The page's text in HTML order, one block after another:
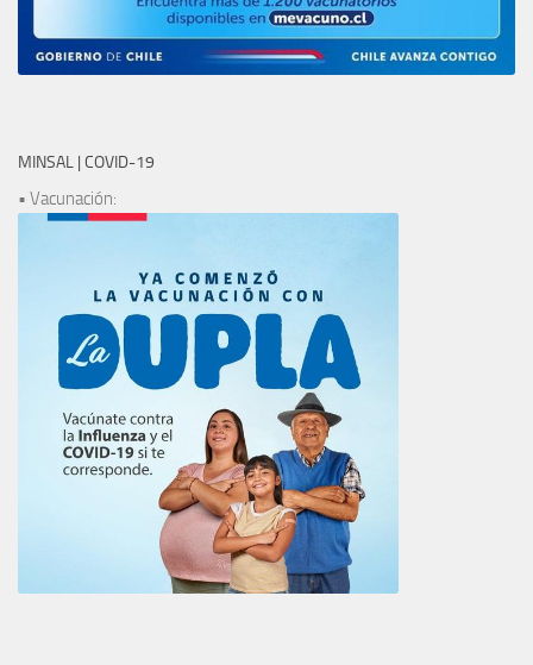
MINSAL | COVID-19
• Vacunación: